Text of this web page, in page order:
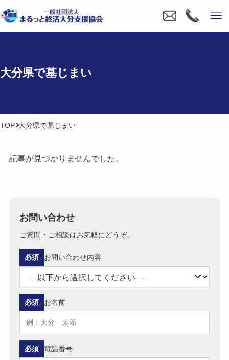
大分県で​墓じまい
TOP 大分県で墓じまい
記事が見つかりませんでした。
お問い合わせ
ご質問・ご相談はお気軽にどうぞ。
お問い合わせ内容
必須
お名前
必須
電話番号
必須